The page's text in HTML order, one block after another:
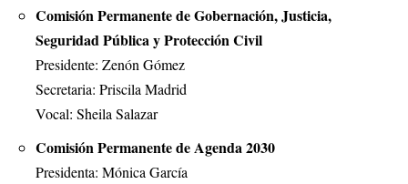
Comisión Permanente de Gobernación, Justicia,
Seguridad Pública y Protección Civil
Presidente: Zenón Gómez
Secretaria: Priscila Madrid
Vocal: Sheila Salazar
Comisión Permanente de Agenda 2030
Presidenta: Mónica García